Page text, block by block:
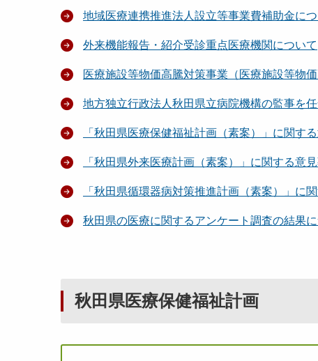
地域医療連携推進法人設立等事業費補助金に
外来機能報告・紹介受診重点医療機関について
医療施設等物価高騰対策事業（医療施設等物
地方独立行政法人秋田県立病院機構の監事を
「秋田県医療保健福祉計画（素案）」に関す
「秋田県外来医療計画（素案）」に関する意
「秋田県循環器病対策推進計画（素案）」に
秋田県の医療に関するアンケート調査の結果
秋田県医療保健福祉計画